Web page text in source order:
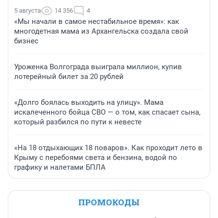
5 августа 14 356 4
«Мы начали в самое нестабильное время»: как
многодетная мама из Архангельска создала свой
бизнес
Уроженка Волгограда выиграла миллион, купив
лотерейный билет за 20 рублей
«Долго боялась выходить на улицу». Мама
искалеченного бойца СВО — о том, как спасает сына,
который разбился по пути к невесте
«На 18 отдыхающих 18 поваров». Как проходит лето в
Крыму с перебоями света и бензина, водой по
графику и налетами БПЛА
ПРОМОКОДЫ